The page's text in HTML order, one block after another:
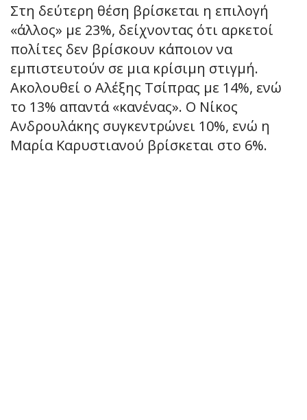
Στη δεύτερη θέση βρίσκεται η επιλογή
«άλλος» με 23%, δείχνοντας ότι αρκετοί
πολίτες δεν βρίσκουν κάποιον να
εμπιστευτούν σε μια κρίσιμη στιγμή.
Ακολουθεί ο Αλέξης Τσίπρας με 14%, ενώ
το 13% απαντά «κανένας». Ο Νίκος
Ανδρουλάκης συγκεντρώνει 10%, ενώ η
Μαρία Καρυστιανού βρίσκεται στο 6%.